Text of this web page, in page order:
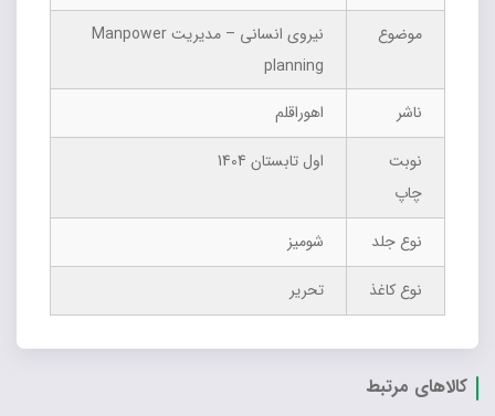
موضوع
نیروی انسانی – مدیریت Manpower
planning
ناشر
اهوراقلم
نوبت
چاپ
اول تابستان 1404
نوع جلد
شومیز
نوع کاغذ
تحریر
کالاهای مرتبط